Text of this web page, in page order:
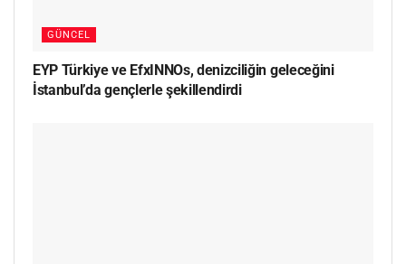
GÜNCEL
EYP Türkiye ve EfxINNOs, denizciliğin geleceğini
İstanbul’da gençlerle şekillendirdi